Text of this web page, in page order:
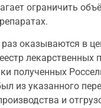
ограничить
оказываются в
полученных
из указанного
и